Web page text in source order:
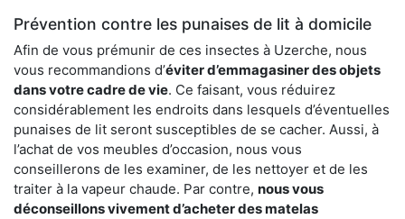
Prévention contre les punaises de lit à domicile
Afin de vous prémunir de ces insectes à Uzerche, nous
vous recommandions d’éviter d’emmagasiner des objets
dans votre cadre de vie. Ce faisant, vous réduirez
considérablement les endroits dans lesquels d’éventuelles
punaises de lit seront susceptibles de se cacher. Aussi, à
l’achat de vos meubles d’occasion, nous vous
conseillerons de les examiner, de les nettoyer et de les
traiter à la vapeur chaude. Par contre, nous vous
déconseillons vivement d’acheter des matelas